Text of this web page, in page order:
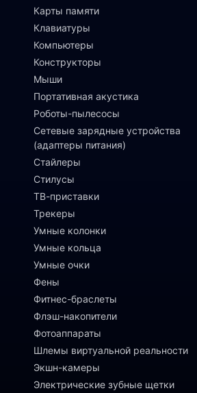
Карты памяти
Клавиатуры
Компьютеры
Конструкторы
Мыши
Портативная акустика
Роботы-пылесосы
Сетевые зарядные устройства
(адаптеры питания)
Стайлеры
Стилусы
ТВ-приставки
Трекеры
Умные колонки
Умные кольца
Умные очки
Фены
Фитнес-браслеты
Флэш-накопители
Фотоаппараты
Шлемы виртуальной реальности
Экшн-камеры
Электрические зубные щетки